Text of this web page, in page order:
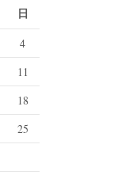
日
4
11
18
25